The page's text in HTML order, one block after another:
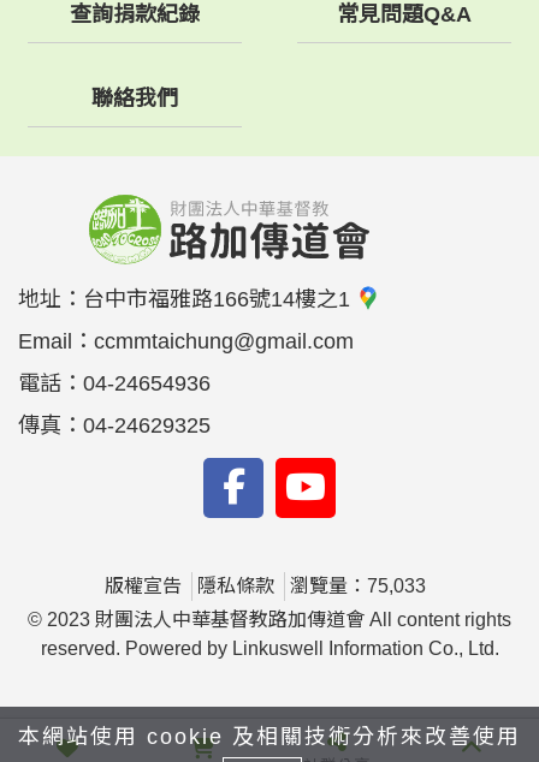
查詢捐款紀錄 常見問題Q&A
聯絡我們
地址： 台中市福雅路166號14樓之1
Email： ccmmtaichung@gmail.com
電話： 04-24654936
傳真： 04-24629325
版權宣告 隱私條款
瀏覽量：75,033
© 2023 財團法人中華基督教路加傳道會 All content rights
reserved. Powered by Linkuswell Information Co., Ltd.
本網站使用 cookie 及相關技術分析來改善使用